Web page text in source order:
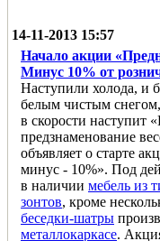
14-11-2013 15:57
Начало акции
Минус 10% от
Наступили холода, и
белым чистым
в скорости наступит
предзнаменование
объявляет о старте
минус - 10%». Под
в наличии мебель из
зонтов, кроме
беседки-шатры
металлокаркасе.